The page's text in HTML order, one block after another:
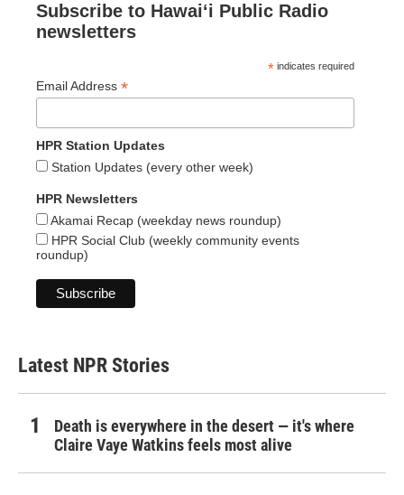
Subscribe to Hawaiʻi Public Radio
newsletters
* indicates required
Email Address *
HPR Station Updates
Station Updates (every other week)
HPR Newsletters
Akamai Recap (weekday news roundup)
HPR Social Club (weekly community events
roundup)
Latest NPR Stories
Death is everywhere in the desert — it's where
Claire Vaye Watkins feels most alive